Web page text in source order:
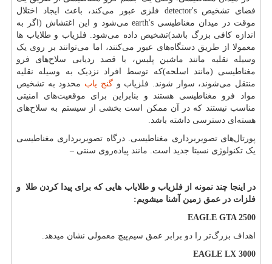
فضای تشخیص detector's فلزی عبور می‌کند، باعث ایجاد اختلال
موقت در میدان مغناطیسی earth's می‌شود و این اغتشاش (اگر به
اندازه کافی بزرگ باشد)تشخیص داده می‌شود. فلزیاب و طلایاب ها
معمولا از طریق دستگاه‌های عبور می‌کنند، اما می‌توانند بر روی یک
وسیله نقلیه مانند ماشین پلیس، با قصد ردیابی سلاح‌های فرو
مغناطیسی (مانند اسلحه)که توسط افراد نزدیک به وسیله نقلیه
منتقل می‌شوند، سوار شوند. فلزیاب وگنج یاب محدود به تشخیص
مواد فرو مغناطیسی هستند و بنابراین برای موقعیت‌های امنیتی
مناسب نیستند که در آن ممکن است بخشی از سیستم به سلاح‌های
هسته‌ای دسترسی داشته باشد.
پورتال‌های تصویربرداری مغناطیسی. درگاه تصویربرداری مغناطیسی
یک تکنولوژی نسبتا جدید است. مانند پیاده‌روی سنتی –
در اینجا چند نمونه از فلزیاب و طلایاب هایی که برای پیدا کردن طلا و
فلزات در عمق زمین آشنا میشویم:
EAGLE GTA 2500
اهداف بزرگ‌تر را دو برابر عمق سیم‌پیچ معمولی نشان میدهد.
EAGLE LX 3000